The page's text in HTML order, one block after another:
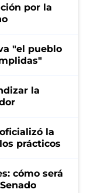
por la
"el pueblo
la
la
prácticos
cómo será